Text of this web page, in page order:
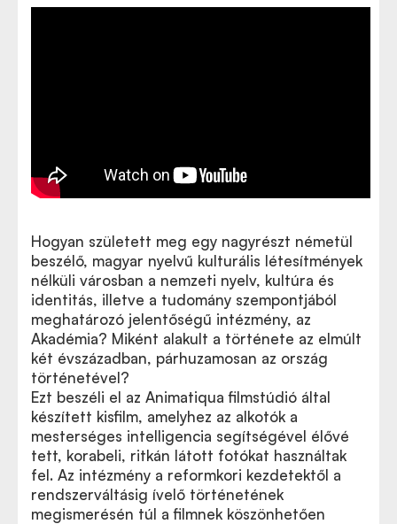
Hogyan született meg egy nagyrészt németül
beszélő, magyar nyelvű kulturális létesítmények
nélküli városban a nemzeti nyelv, kultúra és
identitás, illetve a tudomány szempontjából
meghatározó jelentőségű intézmény, az
Akadémia? Miként alakult a története az elmúlt
két évszázadban, párhuzamosan az ország
történetével?
Ezt beszéli el az Animatiqua filmstúdió által
készített kisfilm, amelyhez az alkotók a
mesterséges intelligencia segítségével élővé
tett, korabeli, ritkán látott fotókat használtak
fel. Az intézmény a reformkori kezdetektől a
rendszerváltásig ívelő történetének
megismerésén túl a filmnek köszönhetően